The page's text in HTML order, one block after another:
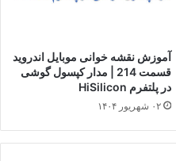
آموزش نقشه خوانی موبایل اندروید
قسمت 214 | مدار کپسول گوشی
در پلتفرم HiSilicon
۰۲ شهریور ۱۴۰۴